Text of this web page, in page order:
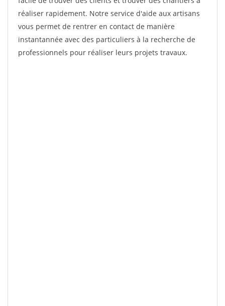
réaliser rapidement. Notre service d'aide aux artisans
vous permet de rentrer en contact de manière
instantannée avec des particuliers à la recherche de
professionnels pour réaliser leurs projets travaux.